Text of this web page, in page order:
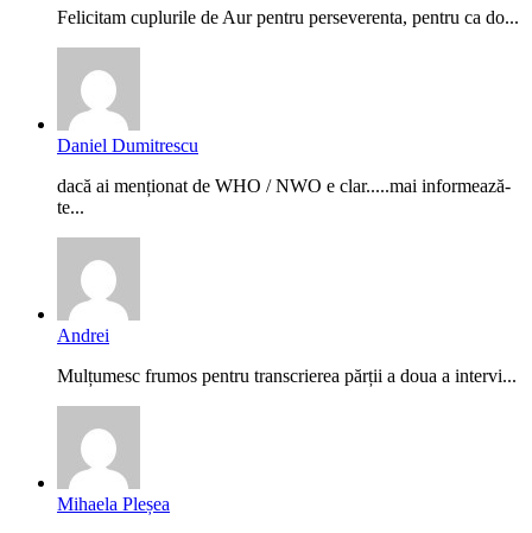
Felicitam cuplurile de Aur pentru perseverenta, pentru ca do...
Daniel Dumitrescu
dacă ai menționat de WHO / NWO e clar.....mai informează-
te...
Andrei
Mulțumesc frumos pentru transcrierea părții a doua a intervi...
Mihaela Pleșea